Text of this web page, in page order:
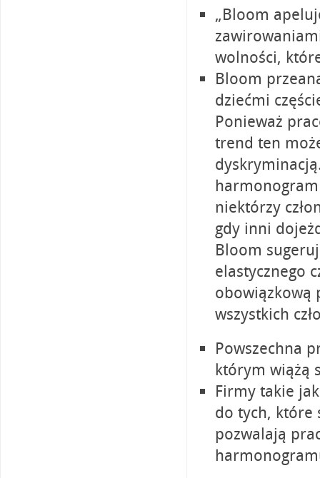
„Bloom
wolności,
Bloom
dziećmi
Ponieważ
trend ten
niektórzy
gdy inni
Bloom
elastycznego
obowiązkową
wszystkich
Powszechna
którym wiążą
Firmy takie
do tych, które
pozwalają